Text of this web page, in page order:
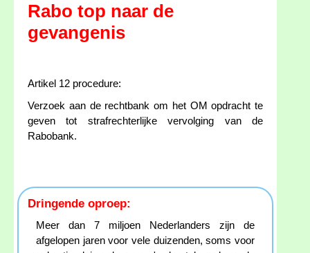
Rabo top naar de
gevangenis
Artikel 12 procedure:
Verzoek aan de rechtbank om het OM opdracht te
geven tot strafrechterlijke vervolging van de
Rabobank.
Dringende oproep:
Meer dan 7 miljoen Nederlanders zijn de
afgelopen jaren voor vele duizenden, soms voor